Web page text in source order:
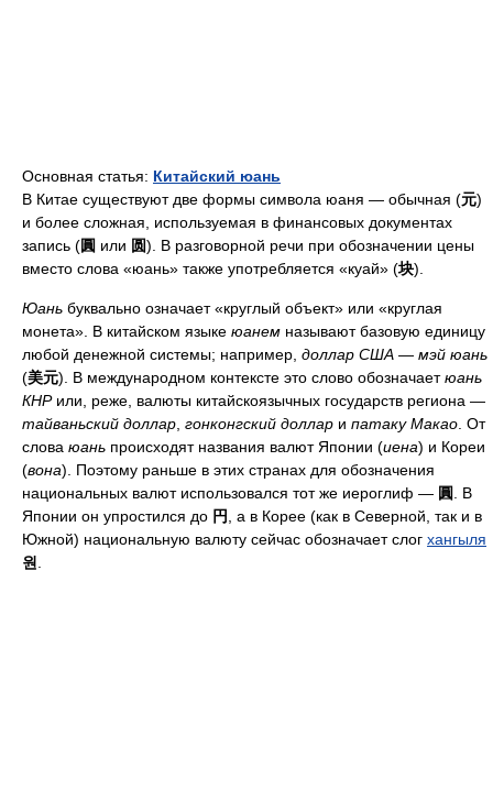
Основная статья: Китайский юань
В Китае существуют две формы символа юаня — обычная (元)
и более сложная, используемая в финансовых документах
запись (圓 или 圆). В разговорной речи при обозначении цены
вместо слова «юань» также употребляется «куай» (块).
Юань буквально означает «круглый объект» или «круглая
монета». В китайском языке юанем называют базовую единицу
любой денежной системы; например, доллар США — мэй юань
(美元). В международном контексте это слово обозначаетюань
КНРили, реже, валюты китайскоязычных государств региона —
тайваньский доллар гонконгский доллар и патаку Макао . От
слова юань происходят названия валют Японии (иена) и Кореи
(вона). Поэтому раньше в этих странах для обозначения
национальных валют использовался тот же иероглиф — 圓
. В
Японии он упростился до 円
, а в Корее (как в Северной, так и в
Южной) национальную валюту сейчас обозначает слог хангыля
원